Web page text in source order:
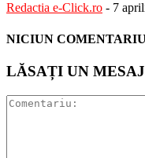
Redactia e-Click.ro - 7
NICIUN COMENTARIU
LĂSAȚI UN MESAJ